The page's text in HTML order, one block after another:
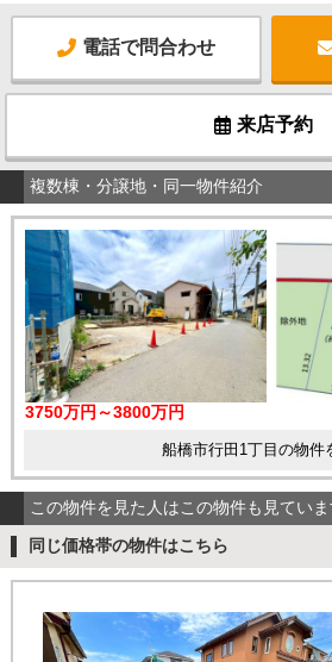
電話で問合わせ
来店予約
複数棟・分譲地・同一物件紹介
3750万円～3800万円
船橋市行田1丁目の物件
この物件を見た人はこの物件も見ていま
同じ価格帯の物件はこちら